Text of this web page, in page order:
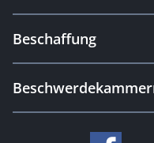
Beschaffung